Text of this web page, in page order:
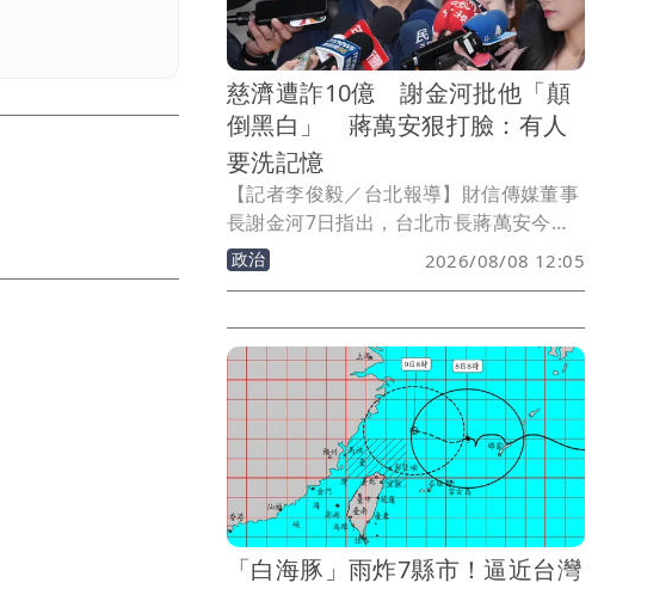
慈濟遭詐10億 謝金河批他「顛
倒黑白」 蔣萬安狠打臉：有人
要洗記憶
【記者李俊毅／台北報導】財信傳媒董事
長謝金河7日指出，台北市長蔣萬安今受
訪稱「當時政府買夠疫苗，民間就不用採
購」，他覺得這句話有失公允，直呼陳時
人顛倒黑白，令人痛心。蔣萬安8日回
擊，今天有些人要洗人民記憶，但疫情期
間慘痛的記憶人民是不會忘記的。
政治 2026/08/08 12:05
「白海豚」雨炸7縣市！逼近台灣